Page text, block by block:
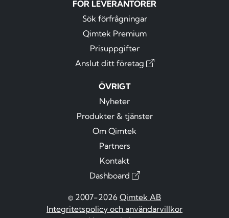
FÖR LEVERANTÖRER
Sök förfrågningar
Qimtek Premium
Prisuppgifter
Anslut ditt företag
ÖVRIGT
Nyheter
Produkter & tjänster
Om Qimtek
Partners
Kontakt
Dashboard
© 2007-2026 Qimtek AB
Integritetspolicy och användarvillkor